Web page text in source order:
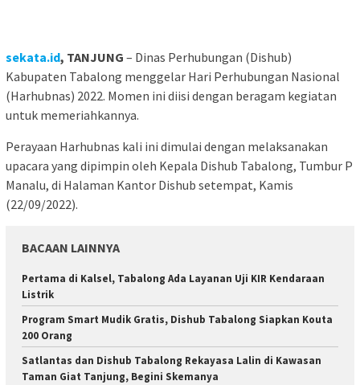
sekata.id, TANJUNG – Dinas Perhubungan (Dishub)
Kabupaten Tabalong menggelar Hari Perhubungan Nasional
(Harhubnas) 2022. Momen ini diisi dengan beragam kegiatan
untuk memeriahkannya.
Perayaan Harhubnas kali ini dimulai dengan melaksanakan
upacara yang dipimpin oleh Kepala Dishub Tabalong, Tumbur P
Manalu, di Halaman Kantor Dishub setempat, Kamis
(22/09/2022).
BACAAN LAINNYA
Pertama di Kalsel, Tabalong Ada Layanan Uji KIR Kendaraan
Listrik
Program Smart Mudik Gratis, Dishub Tabalong Siapkan Kouta
200 Orang
Satlantas dan Dishub Tabalong Rekayasa Lalin di Kawasan
Taman Giat Tanjung, Begini Skemanya